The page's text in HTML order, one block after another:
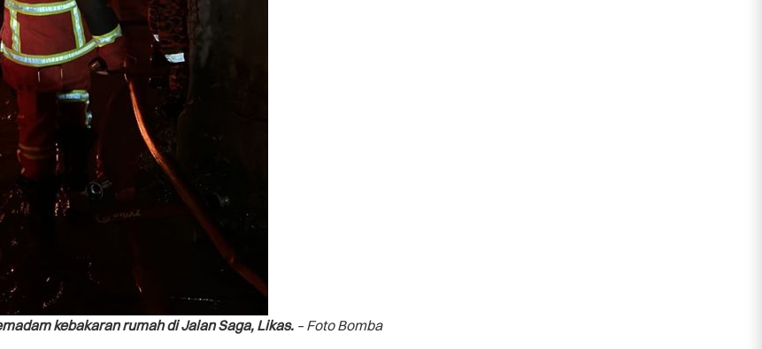
kebakaran rumah di Jalan Saga, Likas. – Foto Bomba